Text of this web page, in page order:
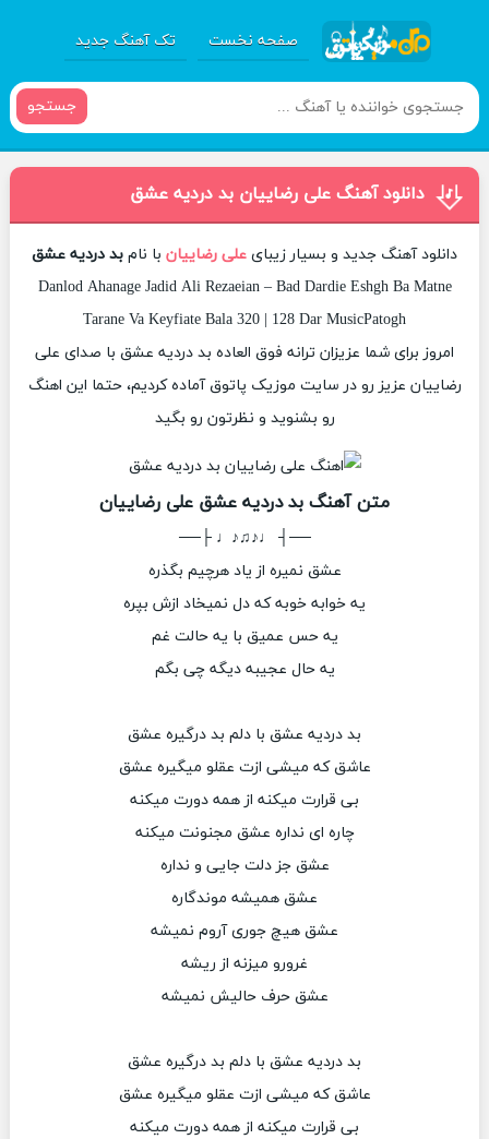
صفحه نخست تک آهنگ جدید
جستجو
دانلود آهنگ علی رضاییان بد دردیه عشق
دانلود آهنگ جدید و بسیار زیبای علی رضاییان با نام بد دردیه عشق
Danlod Ahanage Jadid Ali Rezaeian – Bad Dardie Eshgh Ba Matne
Tarane Va Keyfiate Bala 320 | 128 Dar MusicPatogh
امروز برای شما عزیزان ترانه فوق العاده بد دردیه عشق با صدای علی
رضاییان عزیز رو در سایت موزیک پاتوق آماده کردیم، حتما این اهنگ
رو بشنوید و نظرتون رو بگید
متن آهنگ بد دردیه عشق علی رضاییان
──┤ ♩♪♫♪♩ ├──
عشق نمیره از یاد هرچیم بگذره
یه خوابه خوبه که دل نمیخاد ازش بپره
یه حس عمیق با یه حالت غم
یه حال عجیبه دیگه چی بگم
بد دردیه عشق با دلم بد درگیره عشق
عاشق که میشی ازت عقلو میگیره عشق
بی قرارت میکنه از همه دورت میکنه
چاره ای نداره عشق مجنونت میکنه
عشق جز دلت جایی و نداره
عشق همیشه موندگاره
عشق هیچ جوری آروم نمیشه
غرورو میزنه از ریشه
عشق حرف حالیش نمیشه
بد دردیه عشق با دلم بد درگیره عشق
عاشق که میشی ازت عقلو میگیره عشق
بی قرارت میکنه از همه دورت میکنه